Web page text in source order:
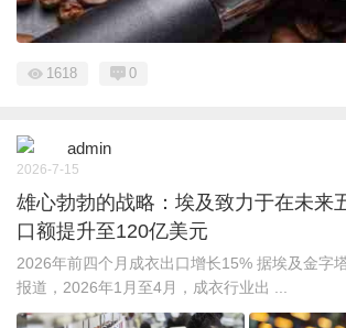
1618 0
admin
2026-7-15
雄心勃勃的战略：埃及致力于在未来
口额提升至120亿美元
2026年前四个月成衣出口增长15% 据埃及金字
报道，2026年1月至4月，成衣行业出 ...